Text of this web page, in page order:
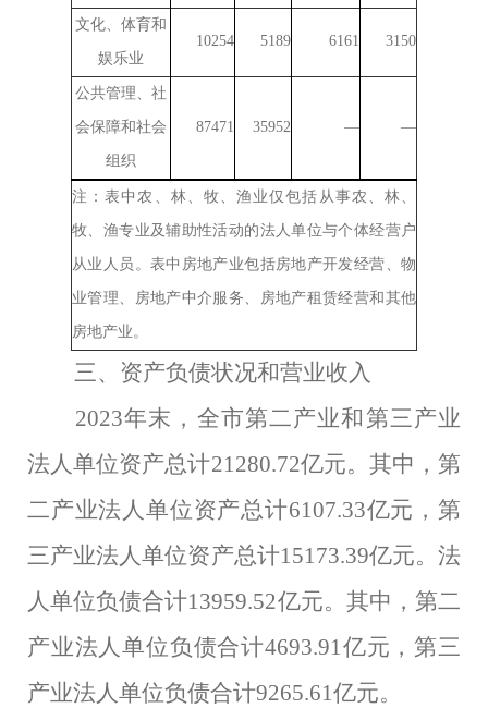
文化、体育和
娱乐业
10254 5189 6161 3150
公共管理、社
会保障和社会
组织
87471 35952 — —
注：表中农、林、牧、渔业仅包括从事农、林、
牧、渔专业及辅助性活动的法人单位与个体经营户
从业人员。表中房地产业包括房地产开发经营、物
业管理、房地产中介服务、房地产租赁经营和其他
房地产业。
三、资产负债状况和营业收入
2023年末，全市第二产业和第三产业
法人单位资产总计21280.72亿元。 其中，第
二产业法人单位资产总计6107.33亿元， 第
三产业法人单位资产总计15173.39亿元。法
人单位负债合计13959.52亿元。其中，第二
产业法人单位负债合计4693.91亿元， 第三
产业法人单位负债合计9265.61亿元。